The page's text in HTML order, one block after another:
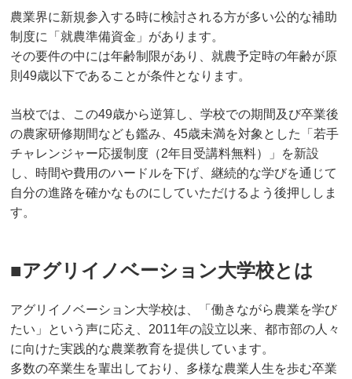
農業界に新規参入する時に検討される方が多い公的な補助
制度に「就農準備資金」があります。
その要件の中には年齢制限があり、就農予定時の年齢が原
則49歳以下であることが条件となります。
当校では、この49歳から逆算し、学校での期間及び卒業後
の農家研修期間なども鑑み、45歳未満を対象とした「若手
チャレンジャー応援制度（2年目受講料無料）」を新設
し、時間や費用のハードルを下げ、継続的な学びを通じて
自分の進路を確かなものにしていただけるよう後押ししま
す。
■アグリイノベーション大学校とは
アグリイノベーション大学校は、「働きながら農業を学び
たい」という声に応え、2011年の設立以来、都市部の人々
に向けた実践的な農業教育を提供しています。
多数の卒業生を輩出しており、多様な農業人生を歩む卒業